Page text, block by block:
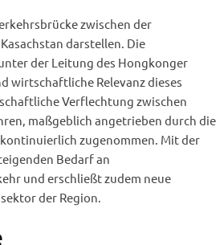
zwischen der
darstellen. Die
der Leitung des Hongkonger
wirtschaftliche Relevanz dieses
Verflechtung zwischen
maßgeblich angetrieben durch die
zugenommen. Mit der
Bedarf an
und erschließt zudem neue
der Region.